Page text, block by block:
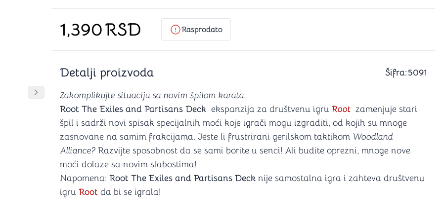
Šah
4 u 1 igre
Backgammon (Tavla)
Podloge za igranje
Zaštite za karte
Kockice D6 (za Jamb)
Kutijice
Mozgalice
Hanayama
Kocke
Ostale mozgalice
Stripovi
Pomeranje sadržaja slajdera u desno
1,390RSD Rasprodato
Detalji proizvoda Šifra:5091
Zakomplikujte situaciju sa novim špilom karata.
Root The Exiles and Partisans Deck ekspanzija za društvenu igru Root zamenjuje stari
špil i sadrži novi spisak specijalnih moći koje igrači mogu izgraditi, od kojih su mnoge
zasnovane na samim frakcijama. Jeste li frustrirani gerilskom taktikom Woodland
Alliance? Razvijte sposobnost da se sami borite u senci! Ali budite oprezni, mnoge nove
moći dolaze sa novim slabostima!
Napomena: Root The Exiles and Partisans Deck nije samostalna igra i zahteva društvenu
igru Root da bi se igrala!